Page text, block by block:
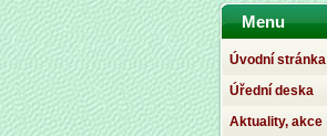
Menu
Úvodní stránka
Úřední deska
Aktuality, akce